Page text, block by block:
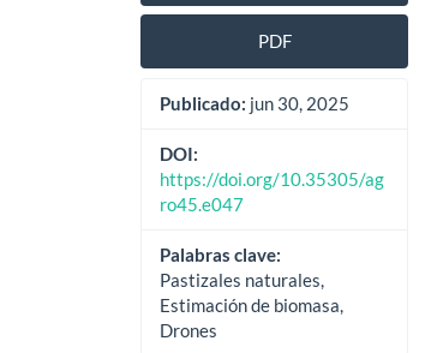
PDF
Publicado: jun 30, 2025
DOI:
https://doi.org/10.35305/ag
ro45.e047
Palabras clave:
Pastizales naturales,
Estimación de biomasa,
Drones